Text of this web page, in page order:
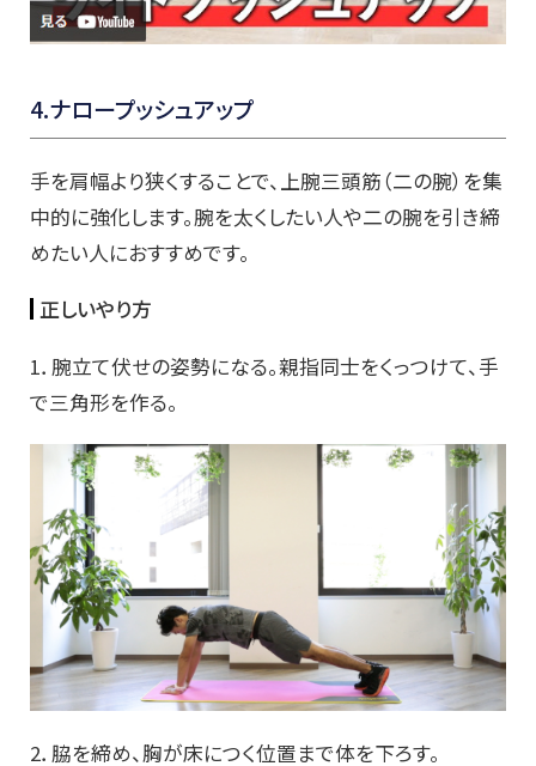
4.ナロープッシュアップ
手を肩幅より狭くすることで、上腕三頭筋（二の腕）を集
中的に強化します。腕を太くしたい人や二の腕を引き締
めたい人におすすめです。
正しいやり方
1．腕立て伏せの姿勢になる。親指同士をくっつけて、手
で三角形を作る。
2．脇を締め、胸が床につく位置まで体を下ろす。